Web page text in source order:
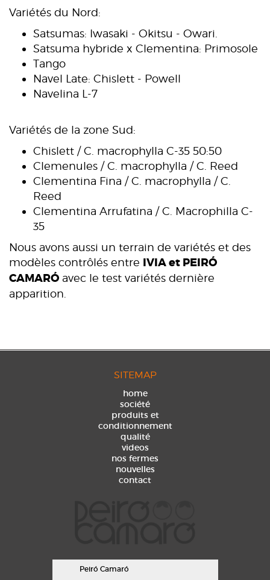
Variétés du Nord:
Satsumas: Iwasaki - Okitsu - Owari.
Satsuma hybride x Clementina: Primosole
Tango
Navel Late: Chislett - Powell
Navelina L-7
Variétés de la zone Sud:
Chislett / C. macrophylla C-35 50:50
Clemenules / C. macrophylla / C. Reed
Clementina Fina / C. macrophylla / C.
Reed
Clementina Arrufatina / C. Macrophilla C-
35
Nous avons aussi un terrain de variétés et des
modèles contrôlés entre IVIA et PEIRÓ
CAMARÓ avec le test variétés dernière
apparition.
SITEMAP
home
société
produits et
conditionnement
qualité
videos
nos fermes
nouvelles
contact
Peiró Camaró